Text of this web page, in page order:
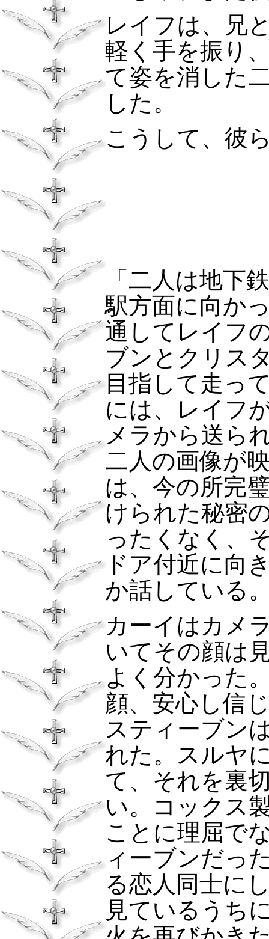
レイフは、兄
軽く手を振り
て姿を消した
した。
こうして、彼
「二人は地下
駅方面に向か
通してレイフ
ブンとクリス
目指して走っ
には、レイフ
メラから送ら
二人の画像が
は、今の所完
けられた秘密
ったくなく、
ドア付近に向
か話している
カーイはカメ
いてその顔は
よく分かった
顔、安心し信
スティーブン
れた。スルヤ
て、それを裏
い。コックス
ことに理屈で
ィーブンだっ
る恋人同士に
見ているうち